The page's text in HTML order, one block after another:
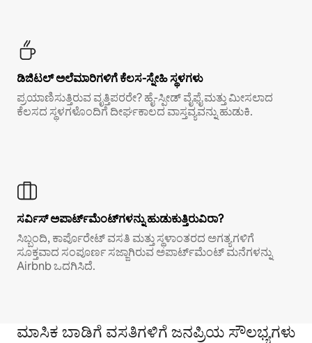
ಡಿಜಿಟಲ್ ಅಲೆಮಾರಿಗಳಿಗೆ ಕೆಲಸ-ಸ್ನೇಹಿ ಸ್ಥಳಗಳು
ಪ್ರಯಾಣಿಸುತ್ತಿರುವ ವೃತ್ತಿಪರರೇ? ಹೈ-ಸ್ಪೀಡ್ ವೈಫೈ ಮತ್ತು ಮೀಸಲಾದ
ಕೆಲಸದ ಸ್ಥಳಗಳೊಂದಿಗೆ ದೀರ್ಘಕಾಲದ ವಾಸ್ತವ್ಯವನ್ನು ಹುಡುಕಿ.
ಸರ್ವಿಸ್ ಅಪಾರ್ಟ್‌ಮೆಂಟ್‌ಗಳನ್ನು ಹುಡುಕುತ್ತಿರುವಿರಾ?
ಸಿಬ್ಬಂದಿ, ಕಾರ್ಪೊರೇಟ್ ವಸತಿ ಮತ್ತು ಸ್ಥಳಾಂತರದ ಅಗತ್ಯಗಳಿಗೆ
ಸೂಕ್ತವಾದ ಸಂಪೂರ್ಣ ಸಜ್ಜಾಗಿರುವ ಅಪಾರ್ಟ್‌ಮೆಂಟ್ ಮನೆಗಳನ್ನು
Airbnb ಒದಗಿಸಿದೆ.
ಮಾಸಿಕ ಬಾಡಿಗೆ ವಸತಿಗಳಿಗೆ ಜನಪ್ರಿಯ ಸೌಲಭ್ಯಗಳು